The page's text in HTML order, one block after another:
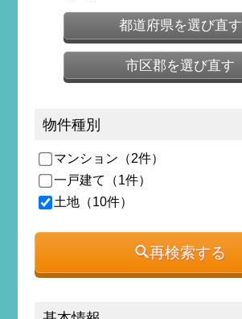
都道府県を選び直す
市区郡を選び直す
物件種別
マンション（2件）
一戸建て（1件）
土地（10件）
再検索する